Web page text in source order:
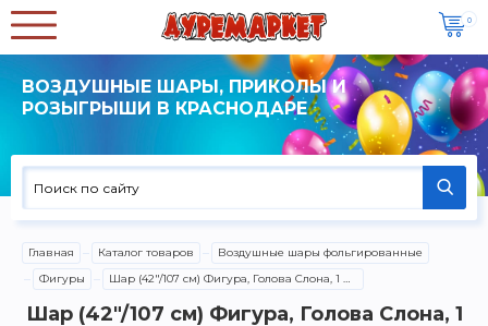
0
ВОЗДУШНЫЕ ШАРЫ, ПРИКОЛЫ И
РОЗЫГРЫШИ В КРАСНОДАРЕ
Главная Каталог товаров
Воздушные шары фольгированные
Фигуры
Шар (42"/107 см) Фигура, Голова Слона, 1 шт
Шар (42"/107 см) Фигура, Голова Слона, 1